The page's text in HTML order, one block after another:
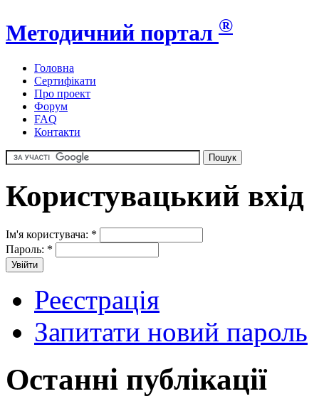
Методичний портал ®
Головна
Сертифікати
Про проект
Форум
FAQ
Контакти
Користувацький вхід
Ім'я користувача: *
Пароль: *
Реєстрація
Запитати новий пароль
Останні публікації